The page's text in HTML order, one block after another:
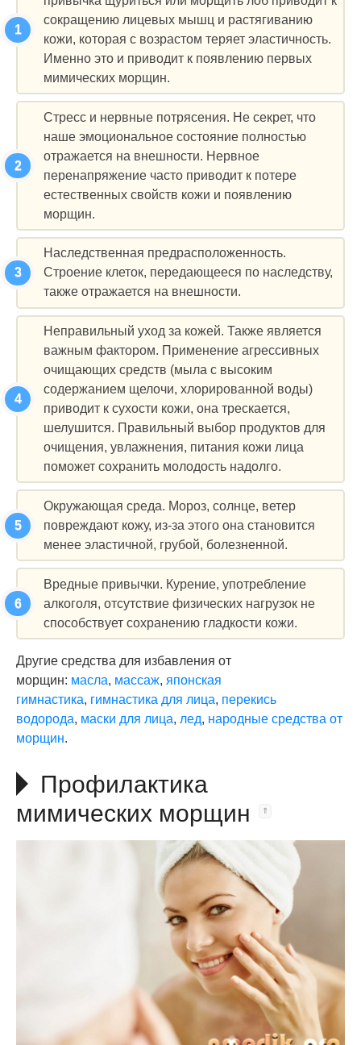
сокращению лицевых мышц и растягиванию
кожи, которая с возрастом теряет эластичность.
Именно это и приводит к появлению первых
мимических морщин.
Стресс и нервные потрясения. Не секрет, что
наше эмоциональное состояние полностью
отражается на внешности. Нервное
перенапряжение часто приводит к потере
естественных свойств кожи и появлению
морщин.
Наследственная предрасположенность.
Строение клеток, передающееся по наследству,
также отражается на внешности.
Неправильный уход за кожей. Также является
важным фактором. Применение агрессивных
очищающих средств (мыла с высоким
содержанием щелочи, хлорированной воды)
приводит к сухости кожи, она трескается,
шелушится. Правильный выбор продуктов для
очищения, увлажнения, питания кожи лица
поможет сохранить молодость надолго.
Окружающая среда. Мороз, солнце, ветер
повреждают кожу, из-за этого она становится
менее эластичной, грубой, болезненной.
Вредные привычки. Курение, употребление
алкоголя, отсутствие физических нагрузок не
способствует сохранению гладкости кожи.
Другие средства для избавления от
морщин: масла, массаж, японская
гимнастика, гимнастика для лица, перекись
водорода, маски для лица, лед, народные средства от
морщин.
Профилактика
мимических морщин